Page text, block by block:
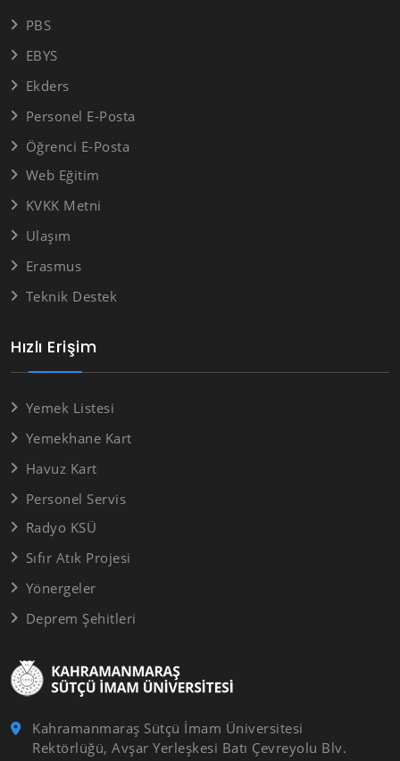
Kahramanmaraş Sütçü İmam Üniversitesi
Rektörlüğü, Avşar Yerleşkesi Batı Çevreyolu Blv.
Hızlı Erişim
Yemek Listesi
Yemekhane Kart
Havuz Kart
Personel Servis
Radyo KSÜ
Sıfır Atık Projesi
Yönergeler
Deprem Şehitleri
PBS
EBYS
Ekders
Personel E-Posta
Öğrenci E-Posta
Web Eğitim
KVKK Metni
Ulaşım
Erasmus
Teknik Destek